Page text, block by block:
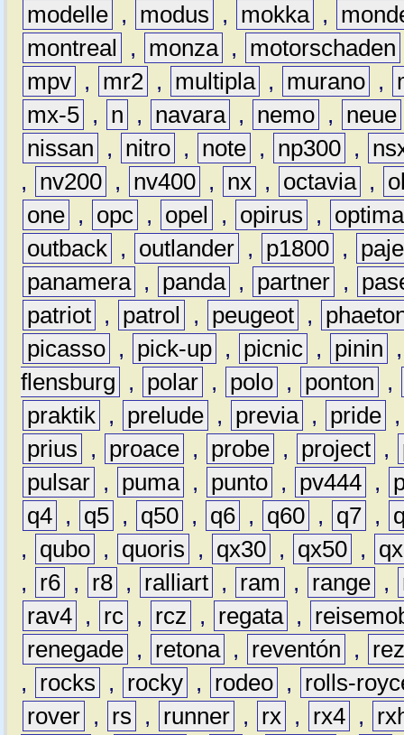
modelle , modus , mokka ,
montreal
, monza , motorschaden
mpv , mr2 , multipla , murano ,
mx-5 , n , navara , nemo , neue
nissan
, nitro , note , np300 ,
,
nv200 , nv400 , nx , octavia ,
one , opc , opel , opirus ,
optima
outback , outlander , p1800 ,
panamera , panda , partner ,
patriot , patrol , peugeot ,
picasso , pick-up , picnic , pinin
flensburg
, polar , polo , ponton
,
praktik , prelude , previa , pride
prius
, proace , probe , project ,
pulsar , puma , punto , pv444 ,
q4 , q5 , q50 , q6 , q60 , q7 ,
,
qubo , quoris , qx30 , qx50 ,
,
r6 , r8 , ralliart , ram , range ,
rav4 , rc , rcz , regata ,
renegade , retona , reventón ,
,
rocks , rocky , rodeo ,
rolls-
rover , rs , runner , rx , rx4 ,